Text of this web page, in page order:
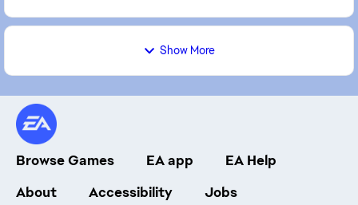
Show More
Browse Games EA app
EA Help
About
Accessibility Jobs